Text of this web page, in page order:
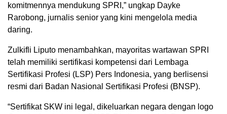
komitmennya mendukung SPRI,” ungkap Dayke
Rarobong, jurnalis senior yang kini mengelola media
daring.
Zulkifli Liputo menambahkan, mayoritas wartawan SPRI
telah memiliki sertifikasi kompetensi dari Lembaga
Sertifikasi Profesi (LSP) Pers Indonesia, yang berlisensi
resmi dari Badan Nasional Sertifikasi Profesi (BNSP).
“Sertifikat SKW ini legal, dikeluarkan negara dengan logo